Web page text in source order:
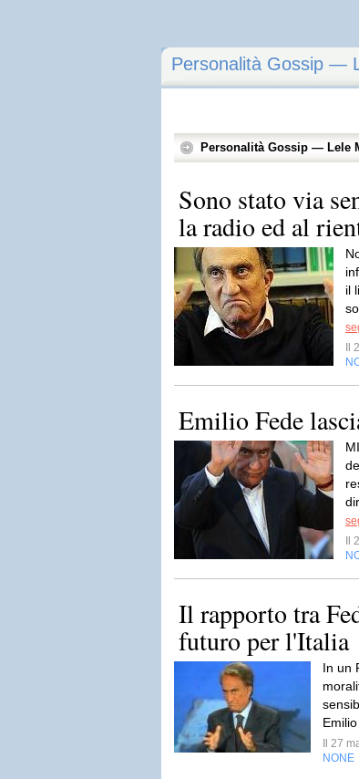
Personalità Gossip —
Personalità Gossip — Lele
Sono stato via
la radio ed al
il
Il
Emilio Fede
Il
Il rapporto tra
futuro per l'Italia
In un
Il 27
NONE